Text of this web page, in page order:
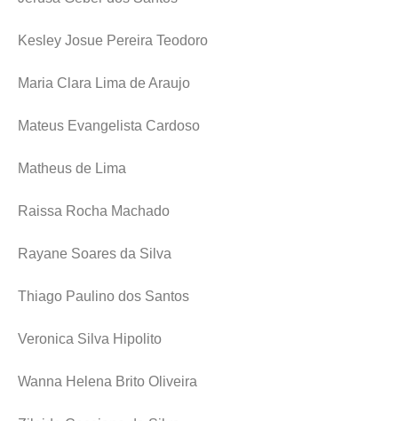
Kesley Josue Pereira Teodoro
Maria Clara Lima de Araujo
Mateus Evangelista Cardoso
Matheus de Lima
Raissa Rocha Machado
Rayane Soares da Silva
Thiago Paulino dos Santos
Veronica Silva Hipolito
Wanna Helena Brito Oliveira